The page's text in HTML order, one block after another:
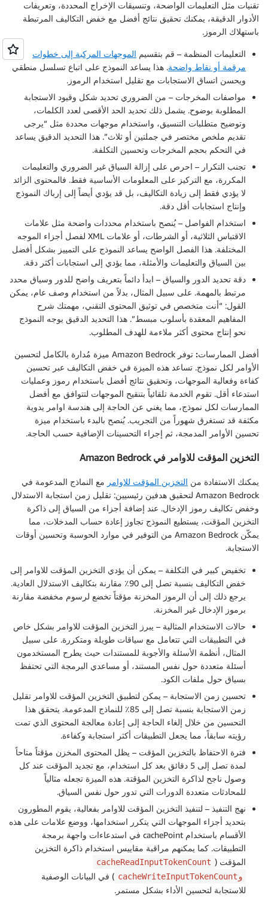
تقنيات مثل التعليمات الواضحة، وتنسيقات الإخراج المحددة، وتعريفات
الأدوار الدقيقة، يمكنك تحقيق نتائج أفضل مع خفض التكاليف المرتبطة
باستهلاك الرموز.
التعليمات المنظمة – قم بتقسيم الموجهات المركبة إلى خطوات
مرقمة أو نقاط واضحة. هذا يساعد النموذج على اتباع تسلسل منطقي
ويحسن اتساق الاستجابات مع تقليل استخدام الرموز.
مواصفات المخرجات – من الضروري تحديد شكل وقيود الاستجابة
المطلوبة بوضوح. يشمل ذلك تحديد الحد الأقصى لعدد الكلمات،
وتوضيح متطلبات التنسيق، واستخدام موجهات محددة مثل “يرجى
تقديم ملخص مختصر في جملتين أو ثلاث”. هذا التحديد الدقيق يساعد
في التحكم بحجم المخرجات وتحسين التكلفة.
تجنب التكرار – احرص على إزالة السياق غير الضروري والتعليمات
المكررة، مع التركيز على المعلومات الأساسية فقط. فالمحتوى الزائد
لا يؤدي فقط إلى زيادة التكاليف، بل قد يؤدي أيضاً إلى إرباك النموذج
وإنتاج استجابات أقل دقة.
استخدام الفواصل – يُنصح باستخدام محددات واضحة مثل علامات
الاقتباس الثلاثية، أو الشرطات، أو علامات XML لفصل أجزاء الموجه
المختلفة. هذا الفصل الواضح يساعد النموذج على التمييز بشكل أفضل
بين السياق والتعليمات والأمثلة، مما يؤدي إلى استجابات أكثر دقة.
دقة تحديد الدور والسياق – ابدأ دائماً بتعريف واضح للدور وسياق محدد
مرتبط بالمهمة. على سبيل المثال، بدلاً من استخدام وصف عام، يمكن
القول: “أنت متخصص في توثيق المحتوى التقني، مهمتك شرح
المفاهيم المعقدة بأسلوب مبسط”. هذا التحديد الدقيق يوجه النموذج
نحو إنتاج محتوى أكثر ملاءمة للهدف المطلوب.
أفضل الممارسات:
توفر Amazon Bedrock ميزة مُدارة بالكامل لتحسين
الأوامر لكل نموذج. تساعد هذه الميزة في خفض التكاليف عبر تحسين
كفاءة وفعالية الموجهات، وتحقيق نتائج أفضل باستخدام رموز وعمليات
استدعاء أقل. تقوم الخدمة تلقائياً بتنقيح الموجهات لتتوافق مع أفضل
الممارسات لكل نموذج، مما يغني عن الحاجة إلى هندسة اوامر يدوية
مكثفة قد تستغرق شهوراً من التجريب. يُنصح بالبدء باستخدام ميزة
تحسين الأوامر المدمجة، ثم إجراء التحسينات الإضافية حسب الحاجة.
التخزين المؤقت للاوامر في Amazon Bedrock
يمكنك الاستفادة من التخزين المؤقت للاوامر مع النماذج المدعومة في
Amazon Bedrock لتحقيق هدفين رئيسيين: تقليل زمن استجابة الاستدلال
وخفض تكاليف رموز الإدخال. عند إضافة أجزاء من السياق إلى ذاكرة
التخزين المؤقت، يستطيع النموذج تجاوز إعادة حساب المدخلات، مما
يمكّن Amazon Bedrock من التوفير في موارد الحوسبة وتحسين أوقات
الاستجابة.
تخفيض كبير في التكلفة – يمكن أن يؤدي التخزين المؤقت للاوامر إلى
خفض التكاليف بنسبة تصل إلى 90٪ مقارنة بتكاليف الاستدلال العادية.
يرجع ذلك إلى أن الرموز المخزنة مؤقتاً تخضع لرسوم مخفضة مقارنة
برموز الإدخال غير المخزنة.
حالات الاستخدام المثالية – يبرز التخزين المؤقت للاوامر بشكل خاص
في التطبيقات التي تتعامل مع سياقات طويلة ومتكررة. على سبيل
المثال، أنظمة الأسئلة والأجوبة للمستندات حيث يطرح المستخدمون
أسئلة متعددة حول نفس المستند، أو مساعدي البرمجة التي تحتفظ
بسياق حول ملفات الكود.
تحسين زمن الاستجابة – يمكن لتطبيق التخزين المؤقت للاوامر تقليل
زمن الاستجابة بنسبة تصل إلى 85٪ للنماذج المدعومة. يتحقق هذا
التحسين من خلال إلغاء الحاجة إلى إعادة معالجة المحتوى الذي تمت
رؤيته سابقاً، مما يجعل التطبيقات أكثر استجابة وكفاءة.
فترة الاحتفاظ بالتخزين المؤقت – يظل المحتوى المخزن مؤقتاً متاحاً
لمدة تصل إلى 5 دقائق بعد كل استخدام، مع تجديد المؤقت عند كل
وصول ناجح لذاكرة التخزين المؤقتة. هذه الميزة تجعله مثالياً
للمحادثات متعددة الدورات التي تدور حول نفس السياق.
نهج التنفيذ – لتنفيذ التخزين المؤقت للاوامر بفعالية، يقوم المطورون
بتحديد أجزاء الموجهات التي يتكرر استخدامها، ووضع علامات على هذه
الأقسام باستخدام cachePoint في استدعاءات واجهة برمجة
التطبيقات. كما يمكنهم مراقبة مقاييس استخدام ذاكرة التخزين
المؤقت ( cacheReadInputTokenCount
وcacheWriteInputTokenCount
) في البيانات الوصفية
للاستجابة لتحسين الأداء بشكل مستمر.